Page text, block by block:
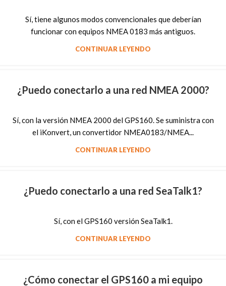
Sí, tiene algunos modos convencionales que deberían
funcionar con equipos NMEA 0183 más antiguos.
CONTINUAR LEYENDO
¿Puedo conectarlo a una red NMEA 2000?
Sí, con la versión NMEA 2000 del GPS160. Se suministra con
el iKonvert, un convertidor NMEA0183/NMEA...
CONTINUAR LEYENDO
¿Puedo conectarlo a una red SeaTalk1?
Sí, con el GPS160 versión SeaTalk1.
CONTINUAR LEYENDO
¿Cómo conectar el GPS160 a mi equipo